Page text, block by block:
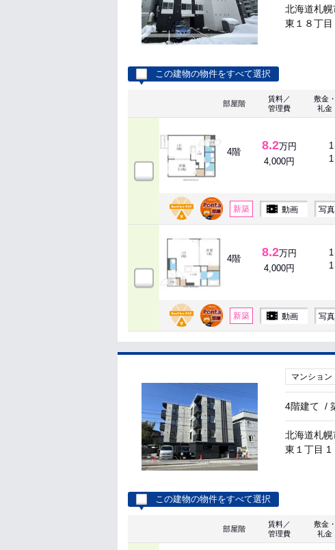
北海道札
東１８丁目
この建物の物件をすべて選択
部屋階
賃料／
管理費
敷金
礼金
4階 8.2万円
4,000円
新築 動画 写
4階 8.2万円
4,000円
新築 動画 写
マンション
4階建て /
北海道札
東１丁目 1
この建物の物件をすべて選択
部屋階
賃料／
管理費
敷金
礼金